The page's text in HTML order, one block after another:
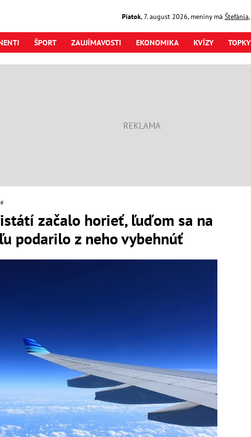
Piatok,7. august2026, meniny má Štefánia
ŠPORT ZAUJÍMAVOSTI EKONOMIKA KVÍZY
začalo horieť, ľuďom sa na
podarilo z neho vybehnúť